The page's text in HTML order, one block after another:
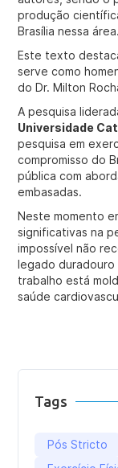
produção
Brasília nessa área.
Este texto
serve como
do Dr. Milton
A pesquisa
Universidade
pesquisa em
compromisso do
pública com
embasadas.
Neste momento
significativas na
impossível não
legado duradouro
trabalho está
saúde
Tags
Pós Stricto